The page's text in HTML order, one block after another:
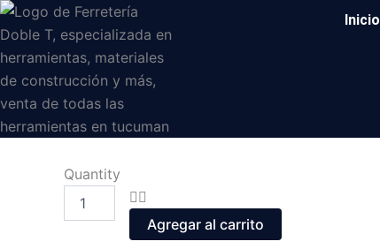
Ir
al
contenido
Inicio
Quantity
Cerradura
candex
caja
ancha
Agregar al carrito